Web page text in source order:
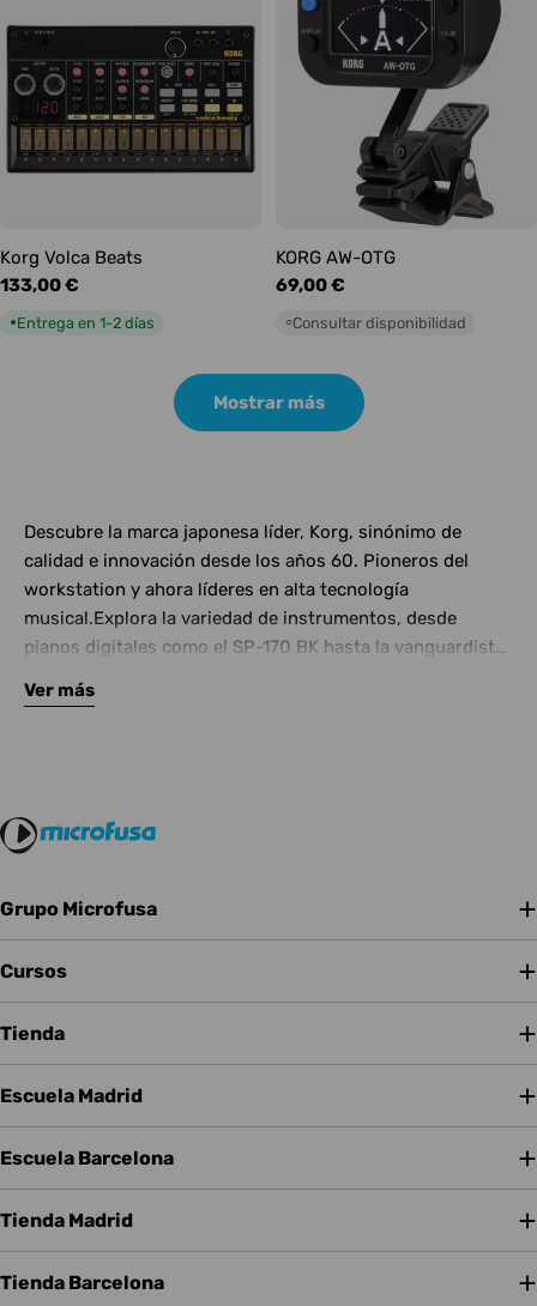
Korg Volca Beats
Precio
133,00 €
●Entrega en 1-2 días
KORG AW-OTG
Precio
69,00 €
○Consultar disponibilidad
Mostrar más
Descubre la marca japonesa líder, Korg, sinónimo de
calidad e innovación desde los años 60. Pioneros del
workstation y ahora líderes en alta tecnología
musical.Explora la variedad de instrumentos, desde
pianos digitales como el SP-170 BK hasta la vanguardista
20.
Ver más
Grupo Microfusa
Cursos
Tienda
Escuela Madrid
Escuela Barcelona
Tienda Madrid
Tienda Barcelona